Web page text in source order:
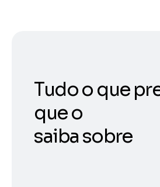
Tudo o que
que o
saiba sobre